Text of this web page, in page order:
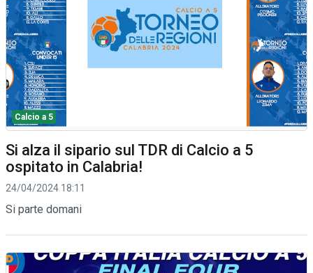
Calcio a 5
Si alza il sipario sul TDR di Calcio a 5
ospitato in Calabria!
24/04/2024 18:11
Si parte domani